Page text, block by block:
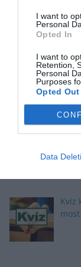
I want to
Personal
Opted In
I want to
Retention,
Personal
Purposes
Opted Out
Data
Kvíz:
Kvíz